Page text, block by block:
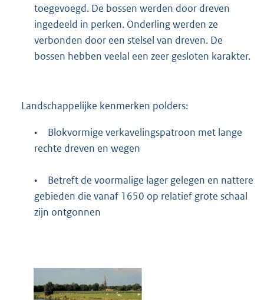
toegevoegd. De bossen werden door dreven
ingedeeld in perken. Onderling werden ze
verbonden door een stelsel van dreven. De
bossen hebben veelal een zeer gesloten karakter.
Landschappelijke kenmerken polders:
•
Blokvormige verkavelingspatroon met lange
rechte dreven en wegen
•
Betreft de voormalige lager gelegen en nattere
gebieden die vanaf 1650 op relatief grote schaal
zijn ontgonnen